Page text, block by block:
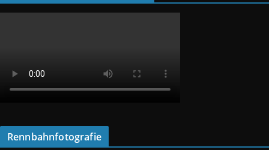
Rennbahnfotografie